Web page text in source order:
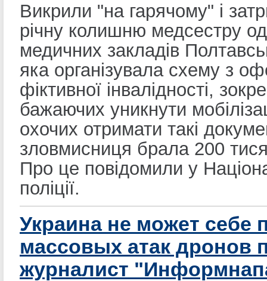
Викрили "на гарячому" і
річну колишню медсестру
медичних закладів
яка організувала схему з
фіктивної інвалідності,
бажаючих уникнути
охочих отримати такі
зловмисниця брала 200
Про це повідомили у
поліції.
Украина не может себе
массовых атак дронов
журналист